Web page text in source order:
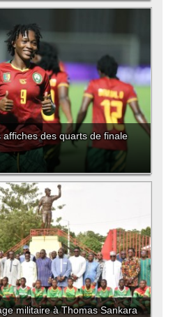
des quarts de finale
militaire à Thomas Sankara